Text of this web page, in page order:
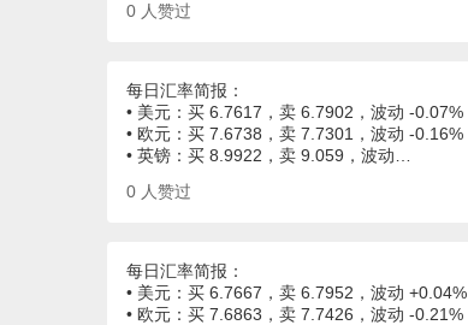
0 人赞过
每日汇率简报：
• 美元：买 6.7617，卖 6.7902，波动 -0.07%
• 欧元：买 7.6738，卖 7.7301，波动 -0.16%
• 英镑：买 8.9922，卖 9.059，波动…
0 人赞过
每日汇率简报：
• 美元：买 6.7667，卖 6.7952，波动 +0.04%
• 欧元：买 7.6863，卖 7.7426，波动 -0.21%